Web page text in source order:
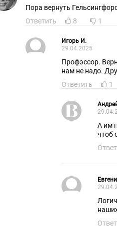
Пора вернуть
Ответить
8 1
Игорь И.
29.04.2025
Профэссор.
нам не надо.
Ответить
1
А им
чтоб